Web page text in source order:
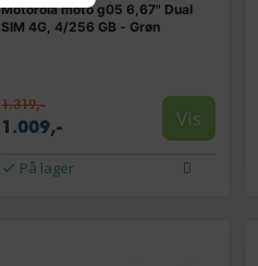
Motorola moto g05 6,67" Dual
SIM 4G, 4/256 GB - Grøn
1.319,-
1.009,- Vis
På lager